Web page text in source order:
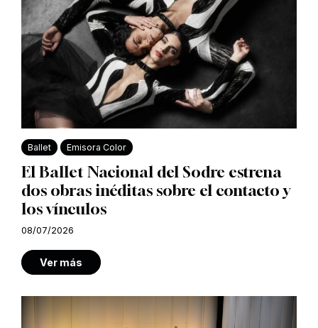
Ballet Emisora Color
El Ballet Nacional del Sodre estrena
dos obras inéditas sobre el contacto y
los vínculos
08/07/2026
Ver más